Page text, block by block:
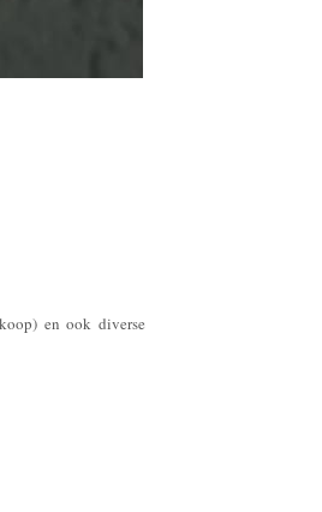
en ook diverse